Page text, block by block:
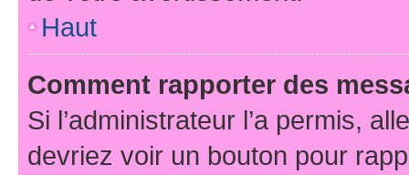
Haut
Comment rapporter des
Si l’administrateur l’a permis,
devriez voir un bouton pour